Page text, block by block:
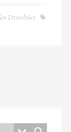
Σπουδών